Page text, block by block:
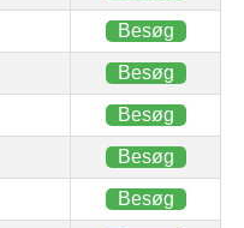
Besøg
Besøg
Besøg
Besøg
Besøg